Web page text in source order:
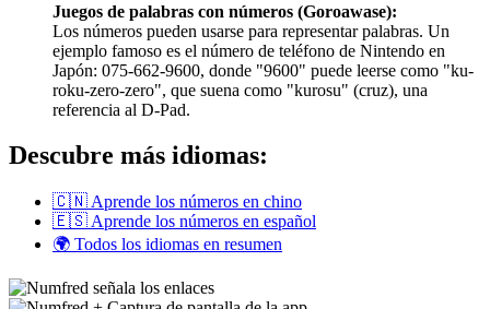
Juegos de palabras con números (Goroawase):
Los números pueden usarse para representar palabras. Un
ejemplo famoso es el número de teléfono de Nintendo en
Japón: 075-662-9600, donde "9600" puede leerse como "ku-
roku-zero-zero", que suena como "kurosu" (cruz), una
referencia al D-Pad.
Descubre más idiomas:
🇨🇳 Aprende los números en chino
🇪🇸 Aprende los números en español
🌍 Todos los idiomas en resumen